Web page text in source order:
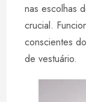
nas escolhas
crucial.
conscientes
de vestuário.